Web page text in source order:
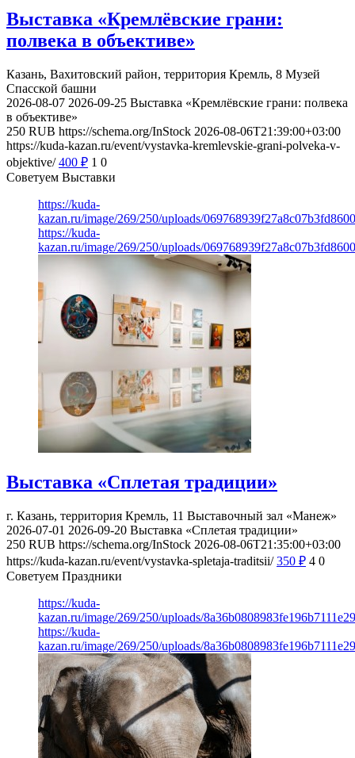
Выставка «Кремлёвские грани:
полвека в объективе»
Казань, Вахитовский район, территория Кремль, 8 Музей
Спасской башни
2026-08-07 2026-09-25 Выставка «Кремлёвские грани: полвека
в объективе»
250 RUB https://schema.org/InStock 2026-08-06T21:39:00+03:00
https://kuda-kazan.ru/event/vystavka-kremlevskie-grani-polveka-v-
objektive/ 400 ₽ 1 0
Советуем Выставки
https://kuda-
kazan.ru/image/269/250/uploads/
https://kuda-
kazan.ru/image/269/250/uploads/
Выставка «Сплетая традиции»
г. Казань, территория Кремль, 11 Выставочный зал «Манеж»
2026-07-01 2026-09-20 Выставка «Сплетая традиции»
250 RUB https://schema.org/InStock 2026-08-06T21:35:00+03:00
https://kuda-kazan.ru/event/vystavka-spletaja-traditsii/ 350 ₽ 4 0
Советуем Праздники
https://kuda-
kazan.ru/image/269/250/uploads/
https://kuda-
kazan.ru/image/269/250/uploads/